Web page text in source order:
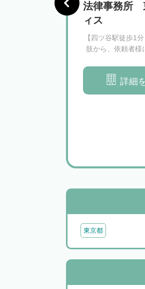
法律事務所
ィス
【四ツ谷駅徒歩1
肢から、依頼者様
詳細
東京都